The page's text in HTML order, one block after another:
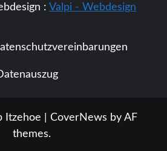
: Valpi - Webdesign
Itzehoe CoverNews by AF
themes.